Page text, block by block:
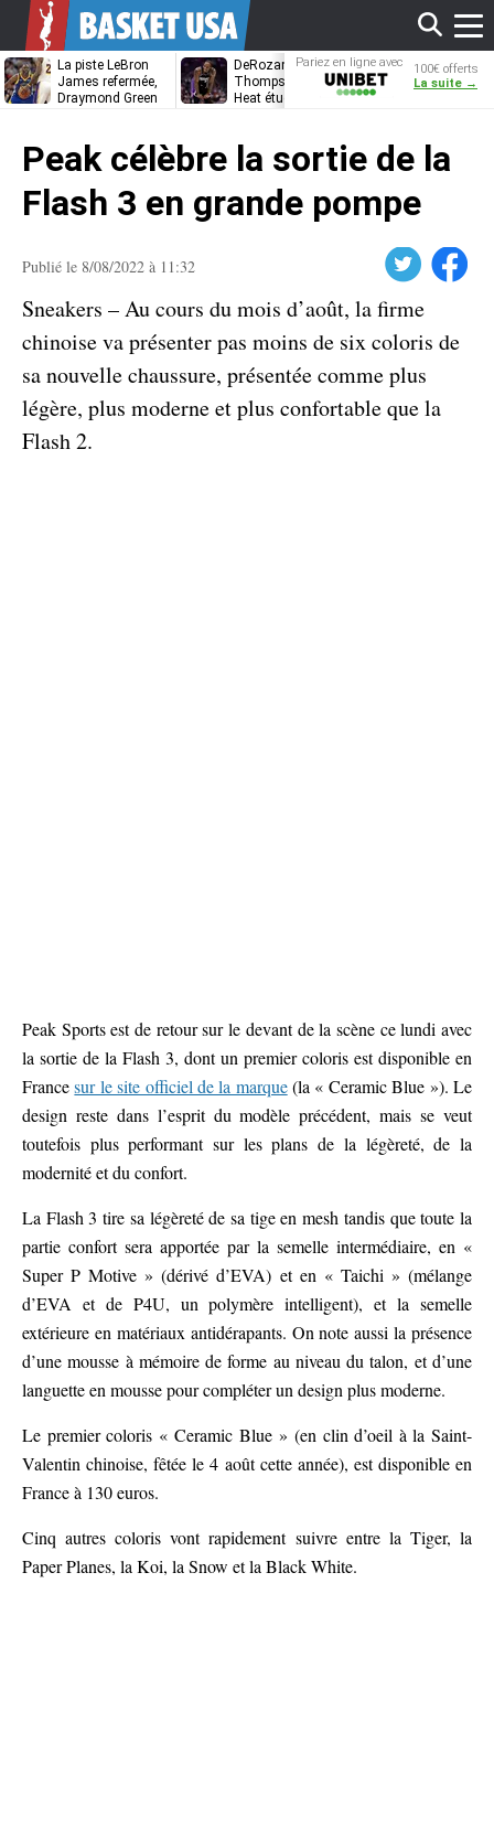
La piste LeBron
James refermée,
Draymond Green
DeRozan, Beal,
Thompson… Le
Heat étudie ses
Kentavious
Caldwell-
Pariez en ligne avec
Unibet
100€ offerts
La suite →
Peak célèbre la sortie de la
Flash 3 en grande pompe
Publié le 8/08/2022 à 11:32 Facebook
Sneakers – Au cours du mois d’août, la firme
chinoise va présenter pas moins de six coloris de
sa nouvelle chaussure, présentée comme plus
légère, plus moderne et plus confortable que la
Flash 2.
Peak Sports est de retour sur le devant de la scène ce lundi avec
la sortie de la Flash 3, dont un premier coloris est disponible en
Francesur le site officiel de la marque(la « Ceramic Blue »). Le
design reste dans l’esprit du modèle précédent, mais se veut
toutefois plus performant sur les plans de la légèreté, de la
modernité et du confort.
La Flash 3 tire sa légèreté de sa tige en mesh tandis que toute la
partie confort sera apportée par la semelle intermédiaire, en «
Super P Motive » (dérivé d’EVA) et en « Taichi » (mélange
d’EVA et de P4U, un polymère intelligent), et la semelle
extérieure en matériaux antidérapants. On note aussi la présence
d’une mousse à mémoire de forme au niveau du talon, et d’une
languette en mousse pour compléter un design plus moderne.
Le premier coloris « Ceramic Blue » (en clin d’oeil à la Saint-
Valentin chinoise, fêtée le 4 août cette année), est disponible en
France à 130 euros.
Cinq autres coloris vont rapidement suivre entre la Tiger, la
Paper Planes, la Koi, la Snow et la Black White.